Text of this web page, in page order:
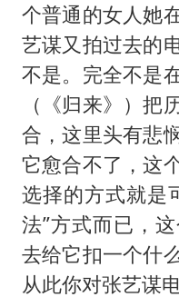
个普通的女人她
艺谋又拍过去的
不是。完全不是
（《归来》）把
合，这里头有悲
它愈合不了，这
选择的方式就是
法”方式而已，
去给它扣一个什
从此你对张艺谋